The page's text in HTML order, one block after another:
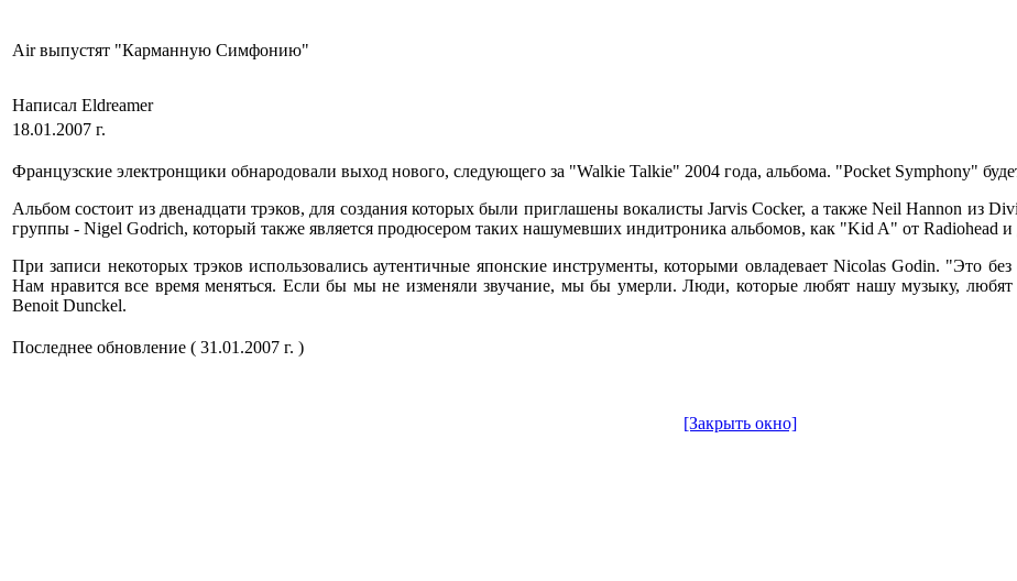
Air выпустят "Карманную Симфонию"
Написал Eldreamer
18.01.2007 г.
Французские электронщики обнародовали выход нового, следующего за "Walkie Talkie" 2004 года, альбома. "Pocket Symphony"
Альбом состоит из двенадцати трэков, для создания которых были приглашены вокалисты Jarvis Cocker, а также Neil Hannon из
группы - Nigel Godrich, который также является продюсером таких нашумевших индитроника альбомов, как "Kid A" от Radiohead
При записи некоторых трэков использовались аутентичные японские инструменты, которыми овладевает Nicolas Godin. "Это
Нам нравится все время меняться. Если бы мы не изменяли звучание, мы бы умерли. Люди, которые любят нашу музыку,
Benoit Dunckel.
Последнее обновление ( 31.01.2007 г. )
[Закрыть окно]